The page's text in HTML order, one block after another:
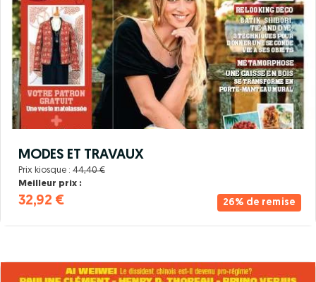
26% de remise
MODES ET TRAVAUX
Prix kiosque : 44,40 €
Meilleur prix :
32,92 €